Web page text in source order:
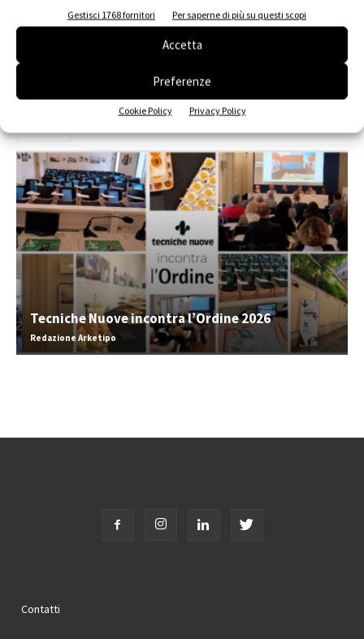
Gestisci 1768 fornitori Per saperne di più su questi scopi
Accetta
Preferenze
Cookie Policy Privacy Policy
Tecniche Nuove incontra l’Ordine 2026
Redazione Arketipo
Contatti